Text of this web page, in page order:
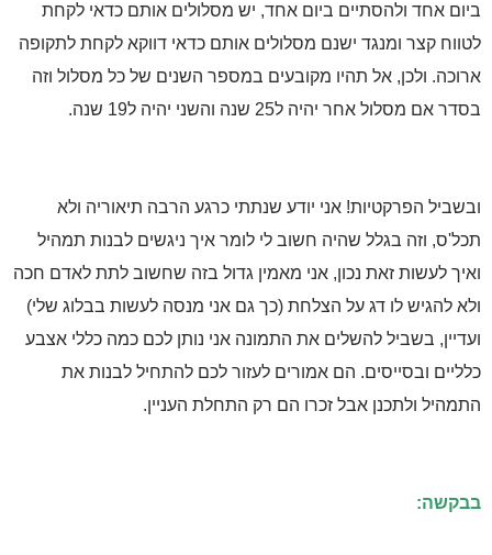
אחד ולהסתיים ביום אחד, יש מסלולים אותם כדאי לקחת
קצר ומנגד ישנם מסלולים אותם כדאי דווקא לקחת לתקופה
ולכן, אל תהיו מקובעים במספר השנים של כל מסלול וזה
מסלול אחר יהיה ל25 שנה והשני יהיה ל19 שנה.
הפרקטיות! אני יודע שנתתי כרגע הרבה תיאוריה ולא
וזה בגלל שהיה חשוב לי לומר איך ניגשים לבנות תמהיל
לעשות זאת נכון, אני מאמין גדול בזה שחשוב לתת לאדם חכה
להגיש לו דג על הצלחת (כך גם אני מנסה לעשות בבלוג שלי)
בשביל להשלים את התמונה אני נותן לכם כמה כללי אצבע
ובסייסים. הם אמורים לעזור לכם להתחיל לבנות את
ולתכנן אבל זכרו הם רק התחלת העניין.